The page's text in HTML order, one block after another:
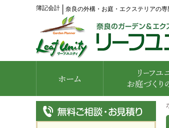
簿記会計 奈良の外構・お庭・エクステリアの